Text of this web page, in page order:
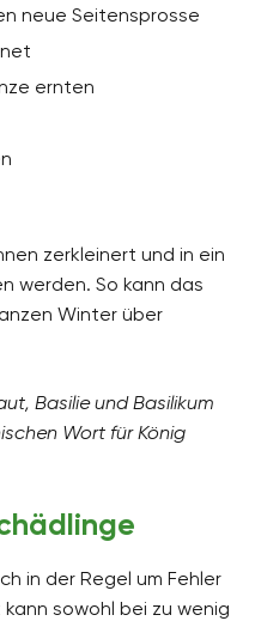
neue Seitensprosse
ernten
zerkleinert und in ein
werden. So kann das
Winter über
Basilie und Basilikum
Wort für König
in der Regel um Fehler
sowohl bei zu wenig